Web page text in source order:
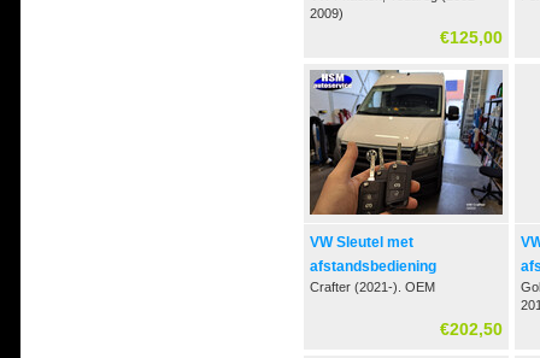
2009)
€125,00
VW Sleutel met
afstandsbediening
Crafter (2021-). OEM
€202,50